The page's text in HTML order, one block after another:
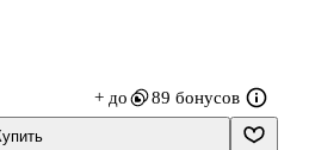
+ до 89 бонусов